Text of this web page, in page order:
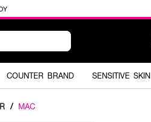
COUNTER BRAND SENSITIVE SKIN
/ MAC